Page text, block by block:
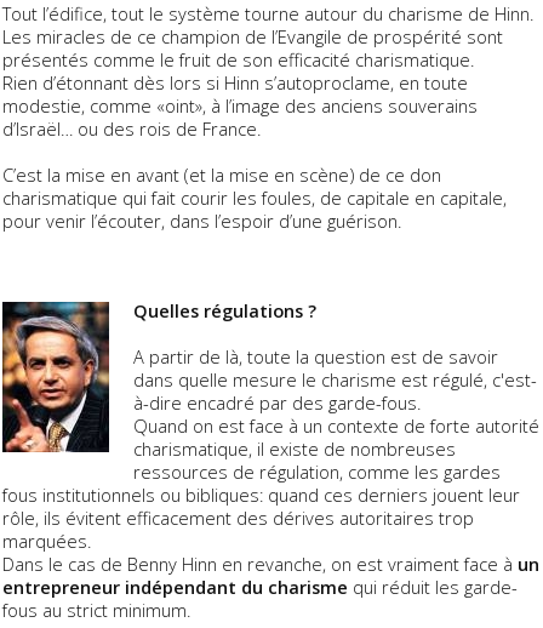
Tout l’édifice, tout le système tourne autour du charisme de Hinn.
Les miracles de ce champion de l’Evangile de prospérité sont
présentés comme le fruit de son efficacité charismatique.
Rien d’étonnant dès lors si Hinn s’autoproclame, en toute
modestie, comme «oint», à l’image des anciens souverains
d’Israël… ou des rois de France.
C’est la mise en avant (et la mise en scène) de ce don
charismatique qui fait courir les foules, de capitale en capitale,
pour venir l’écouter, dans l’espoir d’une guérison.
Quelles régulations ?
A partir de là, toute la question est de savoir
dans quelle mesure le charisme est régulé, c'est-
à-dire encadré par des garde-fous.
Quand on est face à un contexte de forte autorité
charismatique, il existe de nombreuses
ressources de régulation, comme les gardes
fous institutionnels ou bibliques: quand ces derniers jouent leur
rôle, ils évitent efficacement des dérives autoritaires trop
marquées.
Dans le cas de Benny Hinn en revanche, on est vraiment face à un
entrepreneur indépendant du charisme qui réduit les garde-
fous au strict minimum.